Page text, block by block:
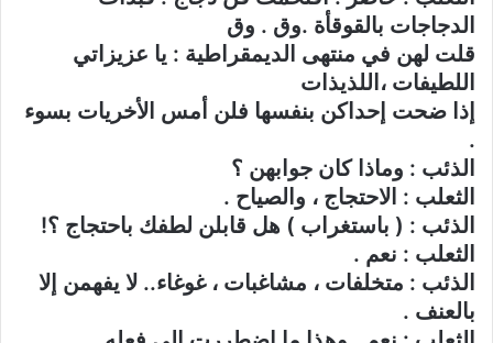
الدجاجات بالقوقأة .وق . وق
قلت لهن في منتهى الديمقراطية : يا عزيزاتي
اللطيفات ،اللذيذات
إذا ضحت إحداكن بنفسها فلن أمس الأخريات بسوء
.
الذئب : وماذا كان جوابهن ؟
الثعلب : الاحتجاج ، والصياح .
الذئب : ( باستغراب ) هل قابلن لطفك باحتجاج ؟!
الثعلب : نعم .
الذئب : متخلفات ، مشاغبات ، غوغاء.. لا يفهمن إلا
بالعنف .